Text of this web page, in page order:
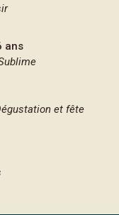
ans
et fête